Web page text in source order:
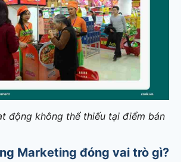
động không thể thiếu tại điểm bán
Marketing đóng vai trò gì?